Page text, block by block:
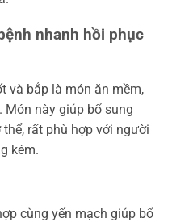
nhanh hồi phục
và bắp là món ăn mềm,
Món này giúp bổ sung
rất phù hợp với người
kém.
cùng yến mạch giúp bổ